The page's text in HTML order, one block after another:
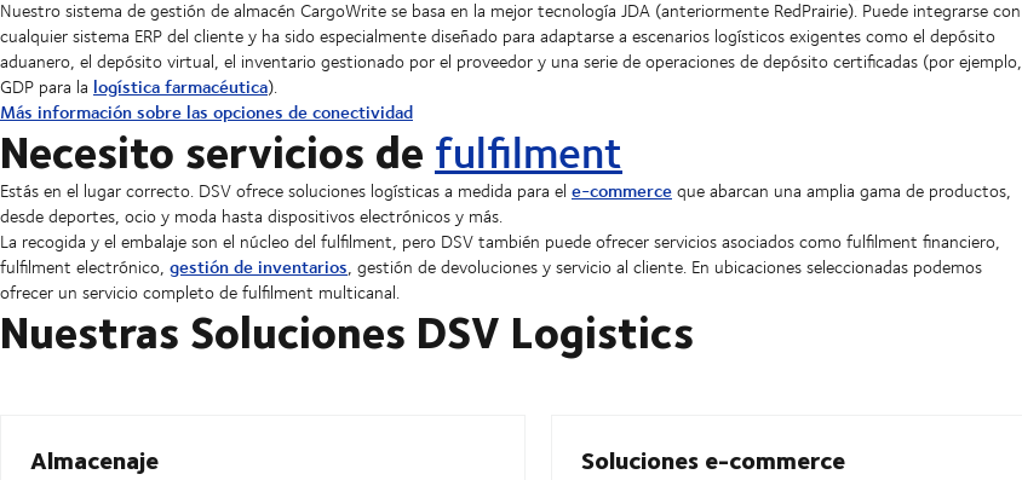
Nuestro sistema de gestión de almacén CargoWrite se basa en la mejor tecnología JDA (anteriormente RedPrairie). Puede integrarse con
cualquier sistema ERP del cliente y ha sido especialmente diseñado para adaptarse a escenarios logísticos exigentes como el depósito
aduanero, el depósito virtual, el inventario gestionado por el proveedor y una serie de operaciones de depósito certificadas (por ejemplo,
GDP para la logística farmacéutica).
Más información sobre las opciones de conectividad
Necesito servicios de fulfilment
Estás en el lugar correcto. DSV ofrece soluciones logísticas a medida para el e-commerceque abarcan una amplia gama de productos,
desde deportes, ocio y moda hasta dispositivos electrónicos y más.
La recogida y el embalaje son el núcleo del fulfilment, pero DSV también puede ofrecer servicios asociados como fulfilment financiero,
fulfilment electrónico, gestión de inventarios, gestión de devoluciones y servicio al cliente. En ubicaciones seleccionadas podemos
ofrecer un servicio completo de fulfilment multicanal.
Nuestras Soluciones DSV Logistics
Almacenaje Soluciones e-commerce